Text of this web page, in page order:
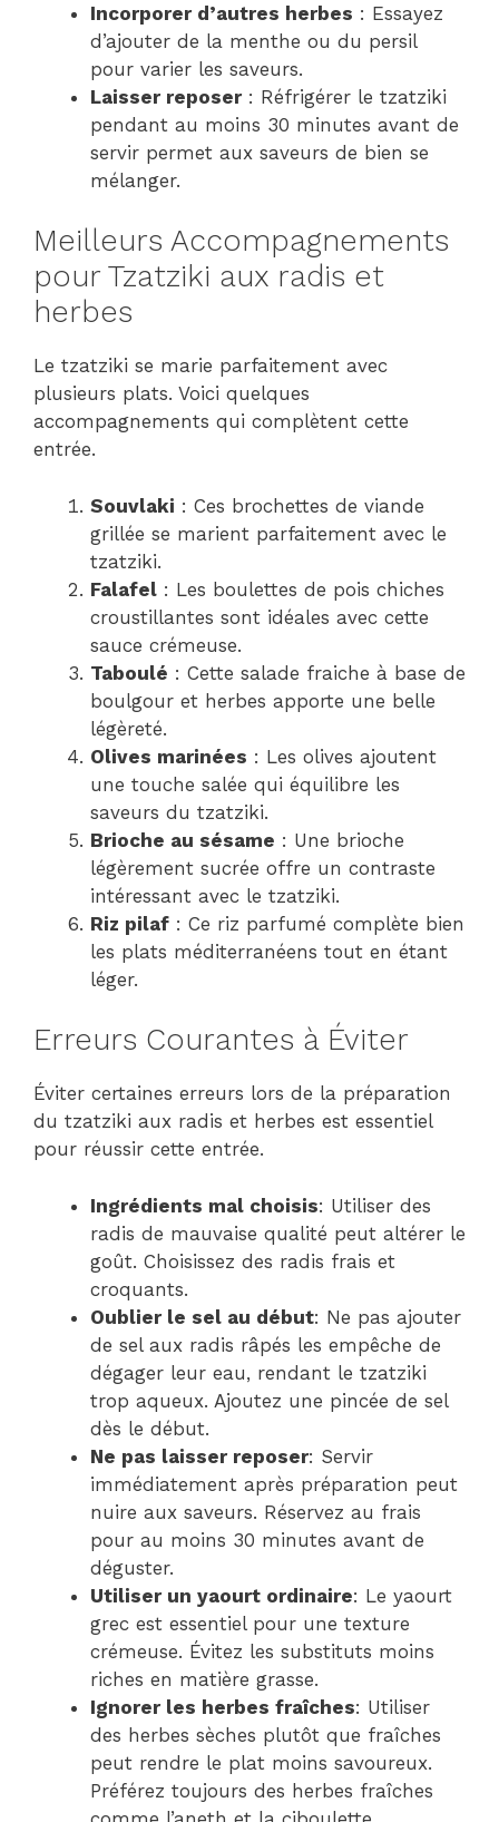
Incorporer d’autres herbes : Essayez
d’ajouter de la menthe ou du persil
pour varier les saveurs.
Laisser reposer: Réfrigérer le tzatziki
pendant au moins 30 minutes avant de
servir permet aux saveurs de bien se
mélanger.
Meilleurs Accompagnements
pour Tzatziki aux radis et
herbes
Le tzatziki se marie parfaitement avec
plusieurs plats. Voici quelques
accompagnements qui complètent cette
entrée.
Souvlaki : Ces brochettes de viande
grillée se marient parfaitement avec le
tzatziki.
Falafel : Les boulettes de pois chiches
croustillantes sont idéales avec cette
sauce crémeuse.
Taboulé : Cette salade fraiche à base de
boulgour et herbes apporte une belle
légèreté.
Olives marinées : Les olives ajoutent
une touche salée qui équilibre les
saveurs du tzatziki.
Brioche au sésame : Une brioche
légèrement sucrée offre un contraste
intéressant avec le tzatziki.
Riz pilaf : Ce riz parfumé complète bien
les plats méditerranéens tout en étant
léger.
Erreurs Courantes à Éviter
Éviter certaines erreurs lors de la préparation
du tzatziki aux radis et herbes est essentiel
pour réussir cette entrée.
Ingrédients mal choisis: Utiliser des
radis de mauvaise qualité peut altérer le
goût. Choisissez des radis frais et
croquants.
Oublier le sel au début: Ne pas ajouter
de sel aux radis râpés les empêche de
dégager leur eau, rendant le tzatziki
trop aqueux. Ajoutez une pincée de sel
dès le début.
Ne pas laisser reposer: Servir
immédiatement après préparation peut
nuire aux saveurs. Réservez au frais
pour au moins 30 minutes avant de
déguster.
Utiliser un yaourt ordinaire: Le yaourt
grec est essentiel pour une texture
crémeuse. Évitez les substituts moins
riches en matière grasse.
Ignorer les herbes fraîches: Utiliser
des herbes sèches plutôt que fraîches
peut rendre le plat moins savoureux.
Préférez toujours des herbes fraîches